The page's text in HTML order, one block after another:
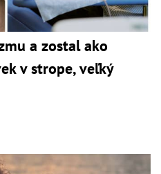
a zostal ako
v strope, veľký